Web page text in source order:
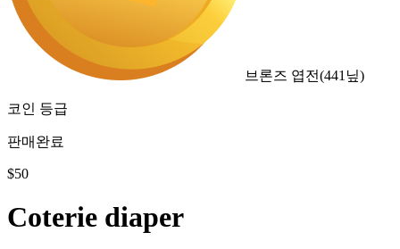
브론즈 엽전(441 닢)
코인 등급
판매완료
$50
Coterie diaper